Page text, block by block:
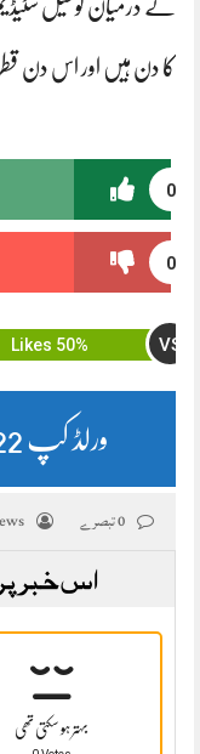
کا دن ہیں اور اس دن
0
0
50% Likes VS
ورلڈ کپ 2022کا فائنل 18دسمبر کو ہو گا
اس خبر
بہتر ہو سکتی تھی